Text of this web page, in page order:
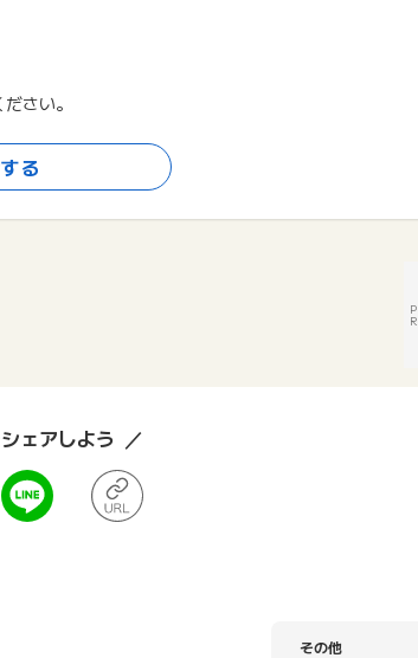
さい。
る
P
R
ェアしよう
その他